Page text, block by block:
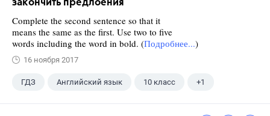
закончить предлоения
Complete the second sentence so that it
means the same as the first. Use two to five
words including the word in bold. (Подробнее...)
16 ноября 2017
ГДЗ Английский язык 10 класс +1